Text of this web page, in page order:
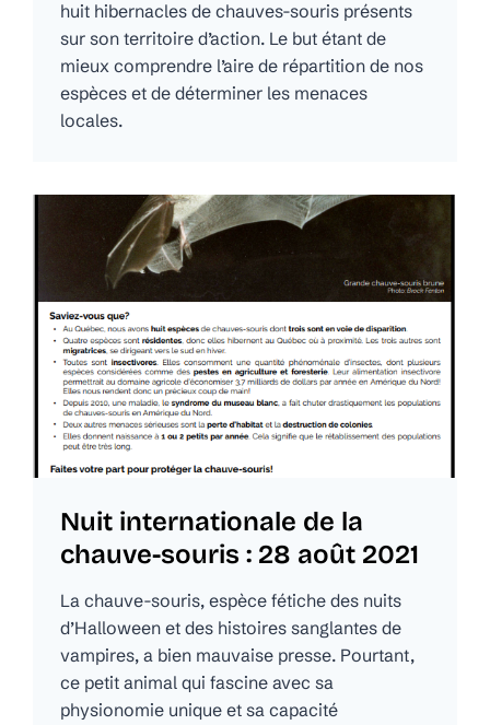
huit hibernacles de chauves-souris présents
sur son territoire d’action. Le but étant de
mieux comprendre l’aire de répartition de nos
espèces et de déterminer les menaces
locales.
Nuit internationale de la
chauve-souris : 28 août 2021
La chauve-souris, espèce fétiche des nuits
d’Halloween et des histoires sanglantes de
vampires, a bien mauvaise presse. Pourtant,
ce petit animal qui fascine avec sa
physionomie unique et sa capacité